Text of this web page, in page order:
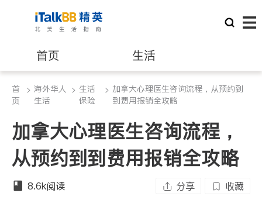
首页 生活
医生 律师
保险理财 房地产租售
银行贷款 会计师
首
页
> 海外华人
生活
> 生活
保险
> 加拿大心理医生咨询流程，从预约到
到费用报销全攻略
加拿大心理医生咨询流程，
从预约到到费用报销全攻略
8.6k阅读 分享 收藏